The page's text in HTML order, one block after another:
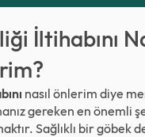
İltihabını
nasıl önlerim diye
gereken en önemli
Sağlıklı bir göbek